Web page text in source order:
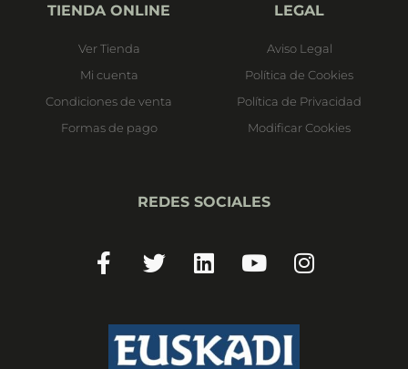
TIENDA ONLINE
Ver Tienda
Mi cuenta
Condiciones de venta
Formas de pago
LEGAL
Aviso Legal
Política de Cookies
Política de Privacidad
Modificar Cookies
REDES SOCIALES
f